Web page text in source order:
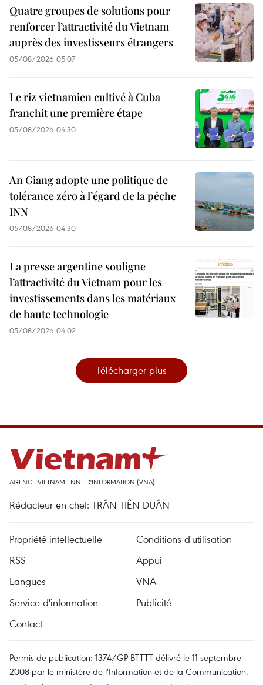
Quatre groupes de solutions pour
renforcer l’attractivité du Vietnam
auprès des investisseurs étrangers
05/08/2026 05:07
Le riz vietnamien cultivé à Cuba
franchit une première étape
05/08/2026 04:30
An Giang adopte une politique de
tolérance zéro à l’égard de la pêche
INN
05/08/2026 04:30
La presse argentine souligne
l’attractivité du Vietnam pour les
investissements dans les matériaux
de haute technologie
05/08/2026 04:02
Télécharger plus
AGENCE VIETNAMIENNE D'INFORMATION (VNA)
Rédacteur en chef: TRÂN TIÊN DUÂN
Propriété intellectuelle
Conditions d'utilisation
RSS
Appui
Langues
VNA
Service d'information
Publicité
Contact
Permis de publication: 1374/GP-BTTTT délivré le 11 septembre
2008 par le ministère de l'Information et de la Communication.